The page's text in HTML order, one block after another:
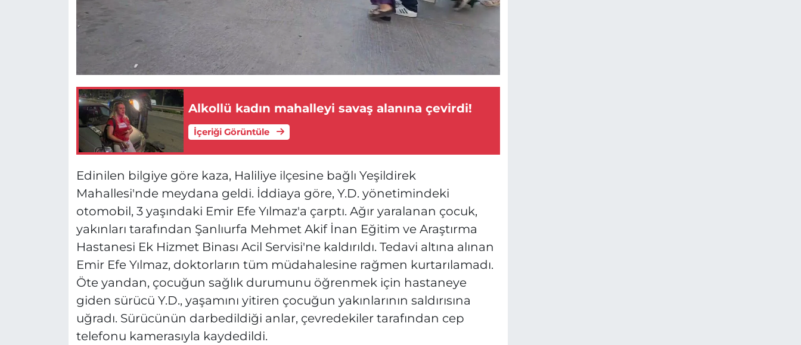
Alkollü kadın mahalleyi savaş alanına çevirdi!
İçeriği Görüntüle
Edinilen bilgiye göre kaza, Haliliye ilçesine bağlı Yeşildirek
Mahallesi'nde meydana geldi. İddiaya göre, Y.D. yönetimindeki
otomobil, 3 yaşındaki Emir Efe Yılmaz'a çarptı. Ağır yaralanan çocuk,
yakınları tarafından Şanlıurfa Mehmet Akif İnan Eğitim ve Araştırma
Hastanesi Ek Hizmet Binası Acil Servisi'ne kaldırıldı. Tedavi altına alınan
Emir Efe Yılmaz, doktorların tüm müdahalesine rağmen kurtarılamadı.
Öte yandan, çocuğun sağlık durumunu öğrenmek için hastaneye
giden sürücü Y.D., yaşamını yitiren çocuğun yakınlarının saldırısına
uğradı. Sürücünün darbedildiği anlar, çevredekiler tarafından cep
telefonu kamerasıyla kaydedildi.